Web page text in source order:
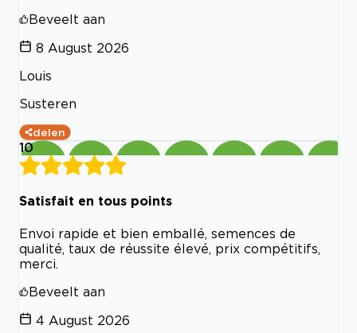
Beveelt aan
8 August 2026
Louis
Susteren
delen
10
Satisfait en tous points
Envoi rapide et bien emballé, semences de
qualité, taux de réussite élevé, prix compétitifs,
merci.
Beveelt aan
4 August 2026